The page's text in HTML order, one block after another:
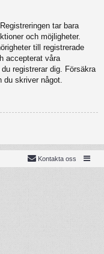
tar bara
och möjligheter.
till registrerade
accepterat våra
registrerar dig. Försäkra
du skriver något.
Kontakta oss